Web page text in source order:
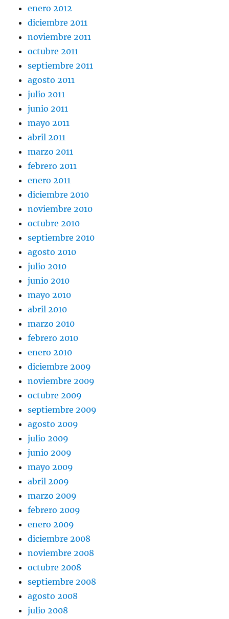
enero 2012
diciembre 2011
noviembre 2011
octubre 2011
septiembre 2011
agosto 2011
julio 2011
junio 2011
mayo 2011
abril 2011
marzo 2011
febrero 2011
enero 2011
diciembre 2010
noviembre 2010
octubre 2010
septiembre 2010
agosto 2010
julio 2010
junio 2010
mayo 2010
abril 2010
marzo 2010
febrero 2010
enero 2010
diciembre 2009
noviembre 2009
octubre 2009
septiembre 2009
agosto 2009
julio 2009
junio 2009
mayo 2009
abril 2009
marzo 2009
febrero 2009
enero 2009
diciembre 2008
noviembre 2008
octubre 2008
septiembre 2008
agosto 2008
julio 2008